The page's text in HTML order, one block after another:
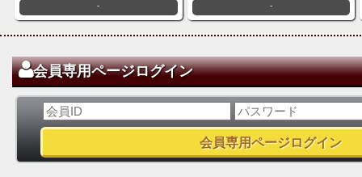
-
-
会員専用ページログイン